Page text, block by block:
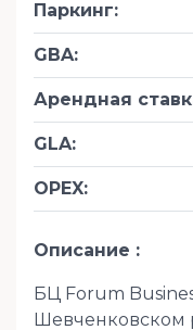
Паркинг:
GBA:
Арендная
GLA:
OPEX:
Описание
БЦ Forum
Шевченковском